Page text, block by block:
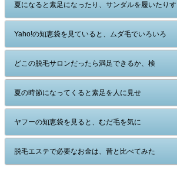
夏になると素足になったり、サンダルを履いたりす
Yaho!の知恵袋を見ていると、ムダ毛でいろいろ
どこの脱毛サロンだったら満足できるか、検
夏の時節になってくると素足を人に見せ
ヤフーの知恵袋を見ると、むだ毛を気に
脱毛エステで必要なお金は、昔と比べてみた